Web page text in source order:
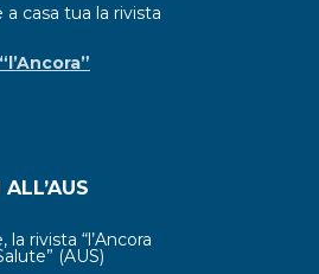
casa tua la rivista
rivista “l’Ancora
(AUS)